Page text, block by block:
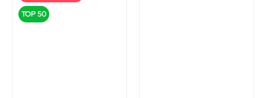
TOP 50